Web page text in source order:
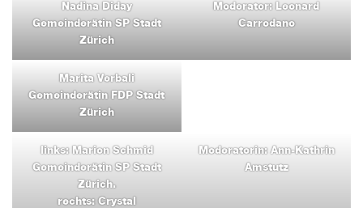
Nadina Diday
Gemeinderätin SP Stadt
Zürich
Moderator: Leonard
Carrodano
Marita Verbali
Gemeinderätin FDP Stadt
Zürich
links: Marion Schmid
Gemeinderätin SP Stadt
Zürich.
rechts: Crystal
Moderatorin: Ann-Kathrin
Amstutz